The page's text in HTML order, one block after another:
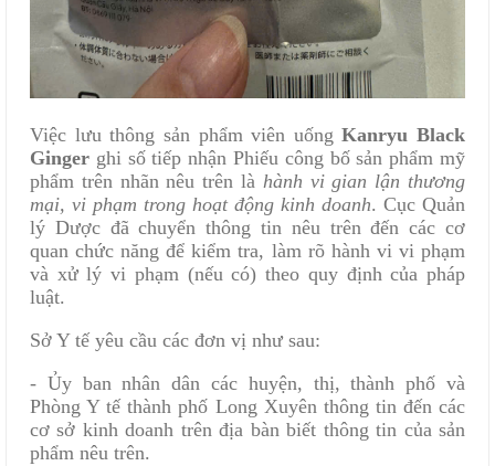
Việc lưu thông sản phẩm viên uốngKanryu Black
Ginger ghi số tiếp nhận Phiếu công bố sản phẩm mỹ
phẩm trên nhãn nêu trên là hành vi gian lận thương
mại, vi phạm trong hoạt động kinh doanh. Cục Quản
lý Dược đã chuyển thông tin nêu trên đến các cơ
quan chức năng để kiểm tra, làm rõ hành vi vi phạm
và xử lý vi phạm (nếu có) theo quy định của pháp
luật.
Sở Y tế yêu cầu các đơn vị như sau:
- Ủy ban nhân dân các huyện, thị, thành phố và
Phòng Y tế thành phố Long Xuyên thông tin đến các
cơ sở kinh doanh trên địa bàn biết thông tin của sản
phẩm nêu trên.